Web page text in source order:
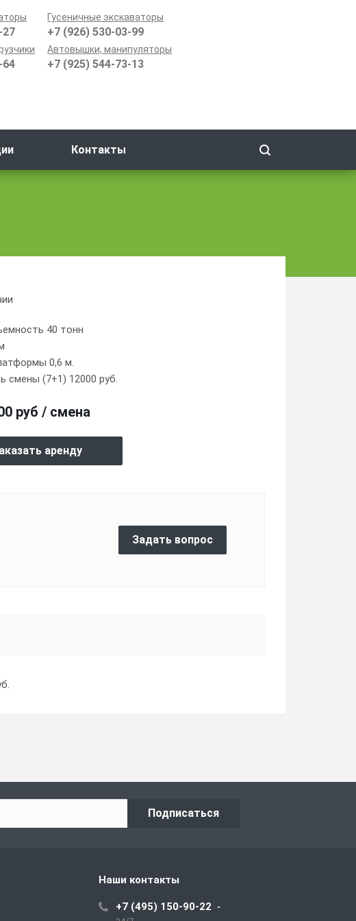
27
64
Гусеничные экскаваторы
+7 (926) 530-03-99
Автовышки, манипуляторы
+7 (925) 544-73-13
Контакты
40 тонн
0,6 м.
смены (7+1) 12000 руб.
руб / смена
аренду
Задать вопрос
Подписаться
Наши контакты
+7 (495) 150-90-22